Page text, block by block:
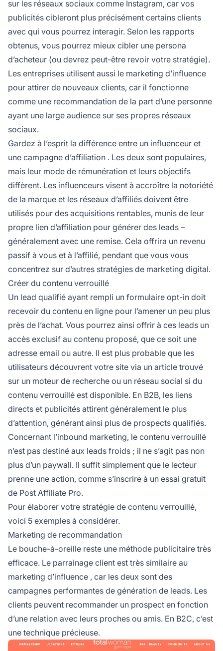
sur les réseaux sociaux comme Instagram, car vos
publicités cibleront plus précisément certains clients
avec qui vous pourrez interagir. Selon les rapports
obtenus, vous pourrez mieux cibler une persona
d’acheteur (ou devrez peut-être revoir votre stratégie).
Les entreprises utilisent aussi le marketing d’influence
pour attirer de nouveaux clients, car il fonctionne
comme une recommandation de la part d’une personne
ayant une large audience sur ses propres réseaux
sociaux.
Gardez à l’esprit la différence entre un influenceur et
une campagne d’affiliation . Les deux sont populaires,
mais leur mode de rémunération et leurs objectifs
diffèrent. Les influenceurs visent à accroître la notoriété
de la marque et les réseaux d’affiliés doivent être
utilisés pour des acquisitions rentables, munis de leur
propre lien d’affiliation pour générer des leads –
généralement avec une remise. Cela offrira un revenu
passif à vous et à l’affilié, pendant que vous vous
concentrez sur d’autres stratégies de marketing digital.
Créer du contenu verrouillé
Un lead qualifié ayant rempli un formulaire opt-in doit
recevoir du contenu en ligne pour l’amener un peu plus
près de l’achat. Vous pourrez ainsi offrir à ces leads un
accès exclusif au contenu proposé, que ce soit une
adresse email ou autre. Il est plus probable que les
utilisateurs découvrent votre site via un article trouvé
sur un moteur de recherche ou un réseau social si du
contenu verrouillé est disponible. En B2B, les liens
directs et publicités attirent généralement le plus
d’attention, générant ainsi plus de prospects qualifiés.
Concernant l’inbound marketing, le contenu verrouillé
n’est pas destiné aux leads froids ; il ne s’agit pas non
plus d’un paywall. Il suffit simplement que le lecteur
prenne une action, comme s’inscrire à un essai gratuit
de Post Affiliate Pro.
Pour élaborer votre stratégie de contenu verrouillé,
voici 5 exemples à considérer.
Marketing de recommandation
Le bouche-à-oreille reste une méthode publicitaire très
efficace. Le parrainage client est très similaire au
marketing d’influence , car les deux sont des
campagnes performantes de génération de leads. Les
clients peuvent recommander un prospect en fonction
d’une relation avec leurs proches ou amis. En B2C, c’est
une technique précieuse.